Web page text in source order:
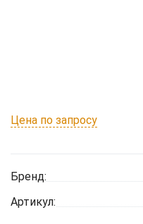
Цена по запросу
Бренд:
Артикул: